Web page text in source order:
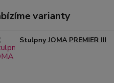
varianty
Stulpny JOMA PREMIER III